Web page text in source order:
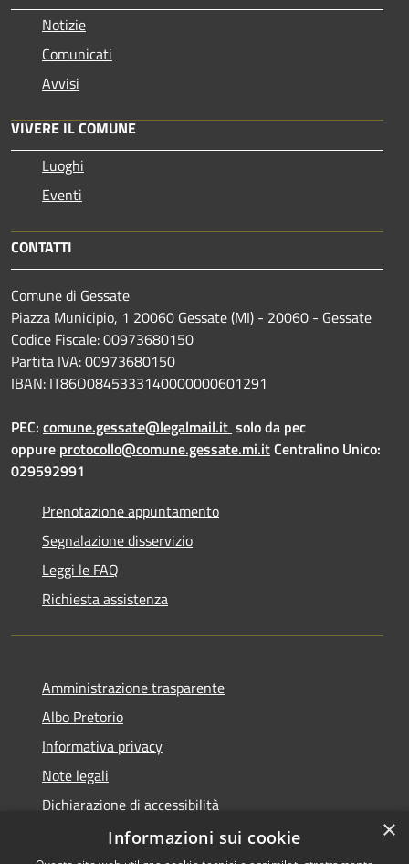
Notizie
Comunicati
Avvisi
VIVERE IL COMUNE
Luoghi
Eventi
CONTATTI
Comune di Gessate
Piazza Municipio, 1 20060 Gessate (MI) - 20060 - Gessate
Codice Fiscale: 00973680150
Partita IVA: 00973680150
IBAN: IT86O0845333140000000601291
PEC: comune.gessate@legalmail.it solo da pec
oppure protocollo@comune.gessate.mi.itCentralino Unico:
029592991
Prenotazione appuntamento
Segnalazione disservizio
Leggi le FAQ
Richiesta assistenza
Amministrazione trasparente
Albo Pretorio
Informativa privacy
Note legali
Dichiarazione di accessibilità
Dichiarazione di accessibilità dal 2025
×
Informazioni sui cookie